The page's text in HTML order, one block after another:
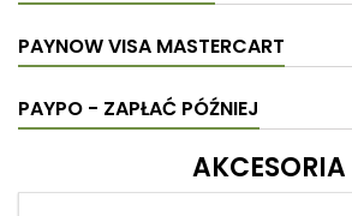
PAYNOW VISA MASTERCART
PAYPO - ZAPŁAĆ PÓŹNIEJ
AKCESORIA